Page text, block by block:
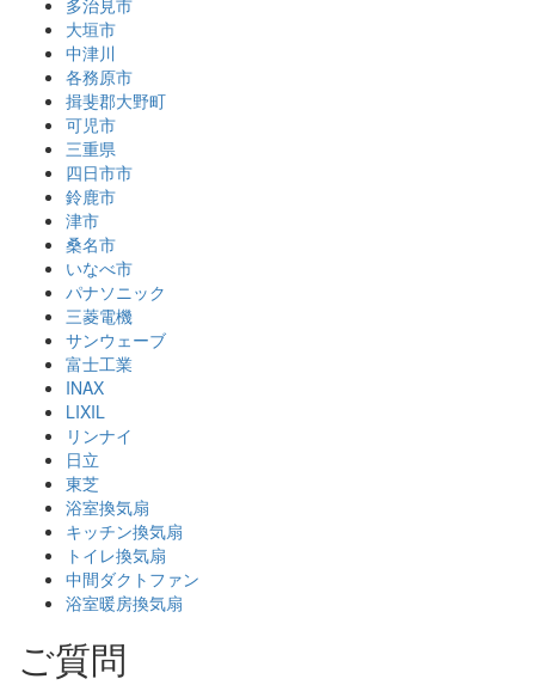
多治見市
大垣市
中津川
各務原市
揖斐郡大野町
可児市
三重県
四日市市
鈴鹿市
津市
桑名市
いなべ市
パナソニック
三菱電機
サンウェーブ
富士工業
INAX
LIXIL
リンナイ
日立
東芝
浴室換気扇
キッチン換気扇
トイレ換気扇
中間ダクトファン
浴室暖房換気扇
ご質問